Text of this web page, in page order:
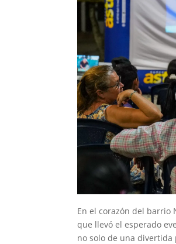
En el corazón del barrio
que llevó el esperado
no solo de una divertida